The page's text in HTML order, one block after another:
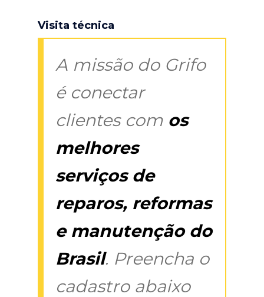
Visita técnica
A missão do Grifo
é conectar
clientes com os
melhores
serviços de
reparos, reformas
e manutenção do
Brasil. Preencha o
cadastro abaixo